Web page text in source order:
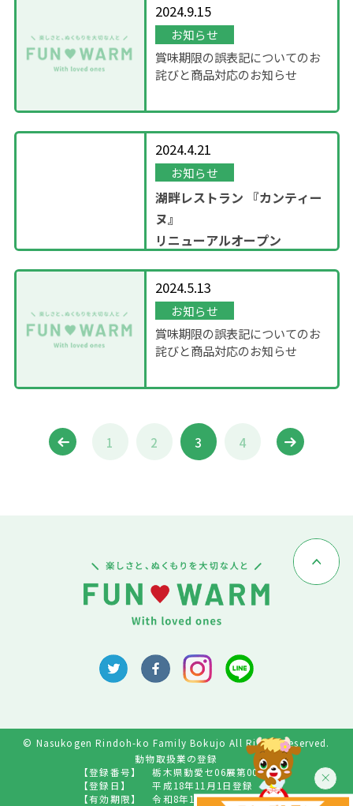
2024.9.15
お知らせ
賞味期限の誤表記についてのお
詫びと商品対応のお知らせ
2024.4.21
お知らせ
湖畔レストラン 『カンティー
ヌ』
リニューアルオープン
2024.5.13
お知らせ
賞味期限の誤表記についてのお
詫びと商品対応のお知らせ
1 2 3 4
© Nasukogen Rindoh-ko Family Bokujo All Rights Reserved.
動物取扱業の登録
【登録番号】
栃木県動愛セ06展第009号
【登録日】
平成18年11月1日登録
【有効期限】
令和8年10月31日